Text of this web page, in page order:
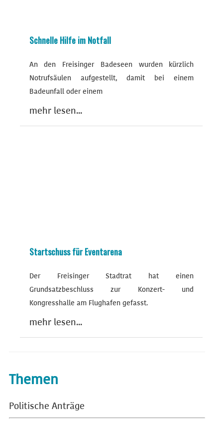
Schnelle Hilfe im Notfall
An den Freisinger Badeseen wurden kürzlich
Notrufsäulen aufgestellt, damit bei einem
Badeunfall oder einem
mehr lesen...
Startschuss für Eventarena
Der Freisinger Stadtrat hat einen
Grundsatzbeschluss zur Konzert- und
Kongresshalle am Flughafen gefasst.
mehr lesen...
Themen
Politische Anträge